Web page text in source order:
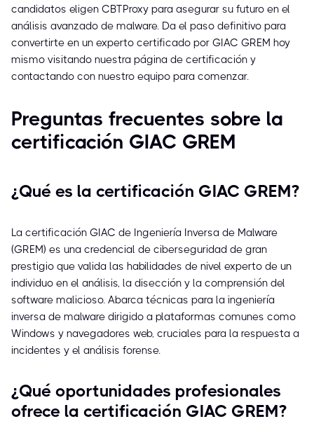
candidatos eligen CBTProxy para asegurar su futuro en el
análisis avanzado de malware. Da el paso definitivo para
convertirte en un experto certificado por GIAC GREM hoy
mismo visitando nuestra página de certificación y
contactando con nuestro equipo para comenzar.
Preguntas frecuentes sobre la
certificación GIAC GREM
¿Qué es la certificación GIAC GREM?
La certificación GIAC de Ingeniería Inversa de Malware
(GREM) es una credencial de ciberseguridad de gran
prestigio que valida las habilidades de nivel experto de un
individuo en el análisis, la disección y la comprensión del
software malicioso. Abarca técnicas para la ingeniería
inversa de malware dirigido a plataformas comunes como
Windows y navegadores web, cruciales para la respuesta a
incidentes y el análisis forense.
¿Qué oportunidades profesionales
ofrece la certificación GIAC GREM?